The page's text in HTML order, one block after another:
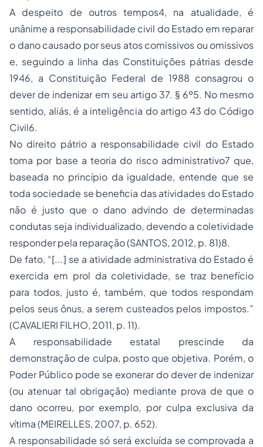
A despeito de outros tempos4, na atualidade, é
unânime a responsabilidade civil do Estado em reparar
o dano causado por seus atos comissivos ou omissivos
e, seguindo a linha das Constituições pátrias desde
1946, a Constituição Federal de 1988 consagrou o
dever de indenizar em seu artigo 37. § 6º5. No mesmo
sentido, aliás, é a inteligência do artigo 43 do Código
Civil6.
No direito pátrio a responsabilidade civil do Estado
toma por base a teoria do risco administrativo7 que,
baseada no princípio da igualdade, entende que se
toda sociedade se beneficia das atividades do Estado
não é justo que o dano advindo de determinadas
condutas seja individualizado, devendo a coletividade
responder pela reparação (SANTOS, 2012, p. 81)8.
De fato, “[...] se a atividade administrativa do Estado é
exercida em prol da coletividade, se traz benefício
para todos, justo é, também, que todos respondam
pelos seus ônus, a serem custeados pelos impostos.”
(CAVALIERI FILHO, 2011, p. 11).
A responsabilidade estatal prescinde da
demonstração de culpa, posto que objetiva. Porém, o
Poder Público pode se exonerar do dever de indenizar
(ou atenuar tal obrigação) mediante prova de que o
dano ocorreu, por exemplo, por culpa exclusiva da
vítima (MEIRELLES, 2007, p. 652).
A responsabilidade só será excluída se comprovada a